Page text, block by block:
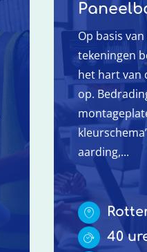
Op basis
tekeningen
het hart van
op.
aarding,...
40